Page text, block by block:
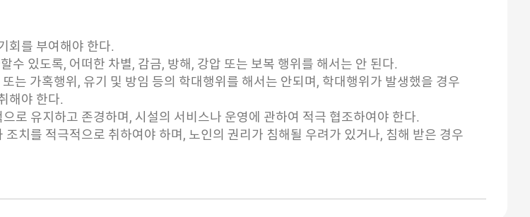
회를 부여해야 한다.
있도록, 어떠한 차별, 감금, 방해, 강압 또는 보복 행위를 해서는 안 된다.
는 가혹행위, 유기 및 방임 등의 학대행위를 해서는 안되며, 학대행위가 발생했을 경우
해야 한다.
로 유지하고 존경하며, 시설의 서비스나 운영에 관하여 적극 협조하여야 한다.
치를 적극적으로 취하여야 하며, 노인의 권리가 침해될 우려가 있거나, 침해 받은 경우
시키기 위한 질 높은 전문적 수발과 서비스를 제공하여야 한다.